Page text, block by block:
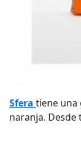
Sfera tiene una
naranja. Desde